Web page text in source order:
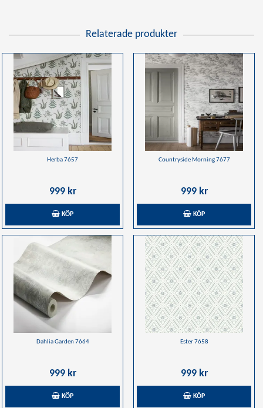
Relaterade produkter
Herba 7657
999 kr
KÖP
Countryside Morning 7677
999 kr
KÖP
Dahlia Garden 7664
999 kr
KÖP
Ester 7658
999 kr
KÖP